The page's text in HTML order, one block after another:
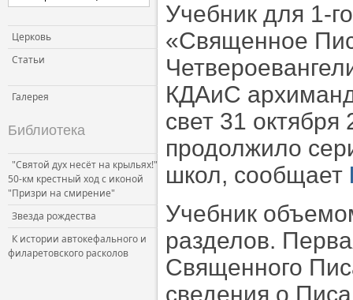
Церковь и общество
Церковь и СМИ
Церковь
Статьи
Галерея
Библиотека
"Святой дух несёт на крыльях!"
50-км крестный ход с иконой
"Призри на смирение"
Звезда рождества
К истории автокефального и
филаретовского расколов
Учебник для 1-
«Священное
КДАиС
свет 31
продолжило
школ, сообщает
Учебник
разделов.
Священного
сведения о